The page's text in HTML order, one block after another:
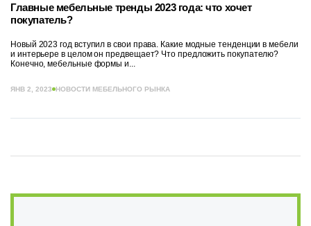
Главные мебельные тренды 2023 года: что хочет
покупатель?
Новый 2023 год вступил в свои права. Какие модные тенденции в мебели
и интерьере в целом он предвещает? Что предложить покупателю?
Конечно, мебельные формы и...
ЯНВ 2, 2023 НОВОСТИ МЕБЕЛЬНОГО РЫНКА